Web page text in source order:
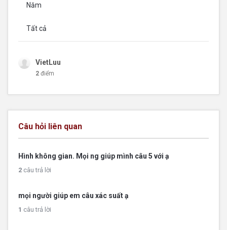
Năm
Tất cả
VietLuu
2 điểm
Câu hỏi liên quan
Hình không gian. Mọi ng giúp mình câu 5 với ạ
2 câu trả lời
mọi người giúp em câu xác suất ạ
1 câu trả lời